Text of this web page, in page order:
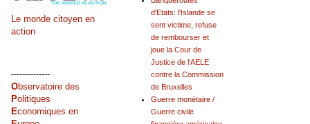
d'Etats: l'Islande se
sent victime, refuse
de rembourser et
joue la Cour de
Justice de l'AELE
contre la Commission
de Bruxelles
Guerre monétaire /
Guerre civile
Le monde citoyen en
action
--------------
Observatoire des
Politiques
Economiques en